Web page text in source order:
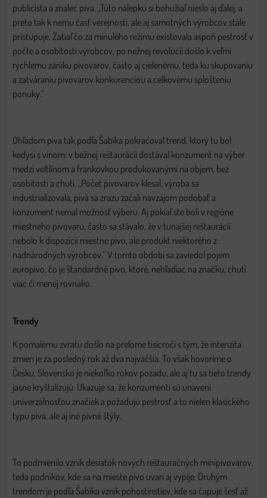
publicista a znalec piva. „Túto nálepku si bohužiaľ nieslo aj ďalej, a
preto tak k nemu časť verejnosti, ale aj samotných výrobcov stále
pristupuje. Zatiaľ čo za minulého režimu existovala aspoň pestrosť v
počte a osobitosti výrobcov, po nežnej revolúcii došlo k veľmi
rýchlemu zániku pivovarov, často aj cielenému, teda ku skupovaniu
a zatváraniu pivovarov konkurenciou a celkovému splošteniu
ponuky.“
Ohľadom piva tak podľa Šabíka pokračoval trend, ktorý tu bol
kedysi s vínom: v bežnej reštaurácii dostával konzument na výber
medzi veltlínom a frankovkou produkovanými na objem, bez
osobitosti a chuti. „Počet pivovarov klesal, výroba sa
industrializovala, pivá sa zrazu začali navzájom podobať a
konzument nemal možnosť výberu. Aj pokiaľ ste boli v regióne
miestneho pivovaru, často sa stávalo, že v tunajšej reštaurácii
nebolo k dispozícii miestne pivo, ale produkt niektorého z
nadnárodných výrobcov.“ V tomto období sa zaviedol pojem
europivo, čo je štandardné pivo, ktoré, nehľadiac na značku, chutí
viac či menej rovnako.
Trendy
K pomalému zvratu došlo na prelome tisícročí s tým, že intenzita
zmien je za posledný rok až dva najväčšia. To však hovoríme o
Česku, Slovensko je niekoľko rokov pozadu, ale aj tu sa tieto trendy
jasne kryštalizujú. Ukazuje sa, že konzumenti sú unavení
univerzálnosťou značiek a požadujú pestrosť a to nielen klasického
typu piva, ale aj iné pivné štýly.
To podmienilo vznik desiatok nových reštauračných minipivovarov,
teda podnikov, kde sa na mieste pivo uvarí aj vypije. Druhým
trendom je podľa Šabíka vznik pohostinstiev, kde sa čapuje šesť až